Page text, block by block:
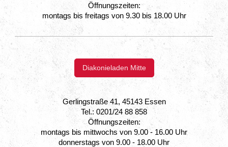
Öffnungszeiten:
montags bis freitags von 9.30 bis 18.00 Uhr
Diakonieladen Mitte
Gerlingstraße 41, 45143 Essen
Tel.: 0201/24 88 858
Öffnungszeiten:
montags bis mittwochs von 9.00 - 16.00 Uhr
donnerstags von 9.00 - 18.00 Uhr